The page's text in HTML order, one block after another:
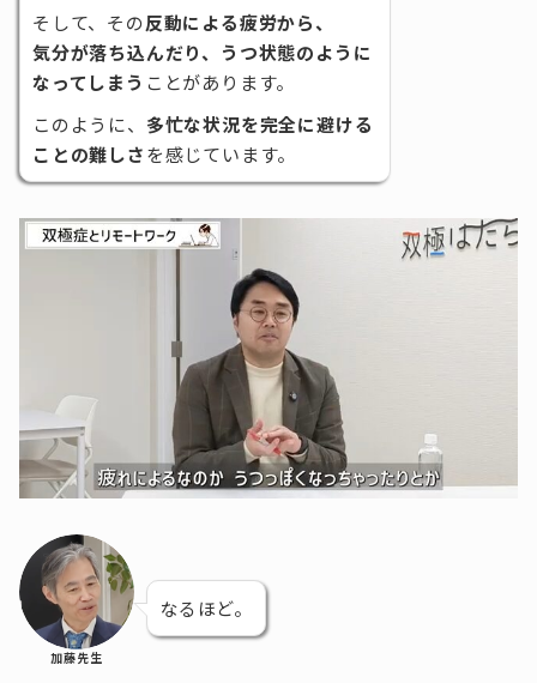
そして、その反動による疲労から、
気分が落ち込んだり、うつ状態のように
なってしまう ことがあります。
このように、 多忙な状況を完全に避ける
ことの難しさを感じています。
加藤先生
なるほど。